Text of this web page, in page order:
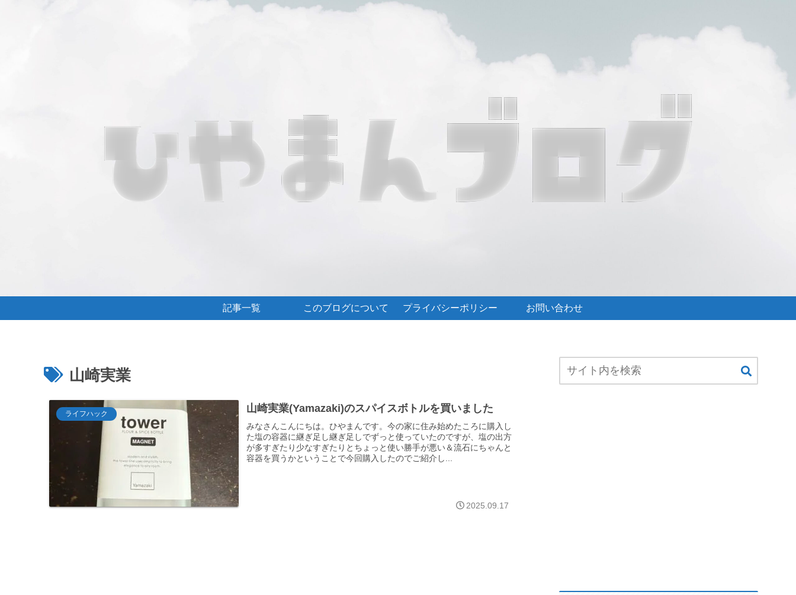
記事一覧 このブログについて プライバシーポリシー お問い合わせ
山崎実業
ライフハック 山崎実業(Yamazaki)のスパイスボトルを買いました
みなさんこんにちは。ひやまんです。今の家に住み始めたころに購入し
た塩の容器に継ぎ足し継ぎ足しでずっと使っていたのですが、塩の出方
が多すぎたり少なすぎたりとちょっと使い勝手が悪い＆流石にちゃんと
容器を買うかということで今回購入したのでご紹介し...
2025.09.17